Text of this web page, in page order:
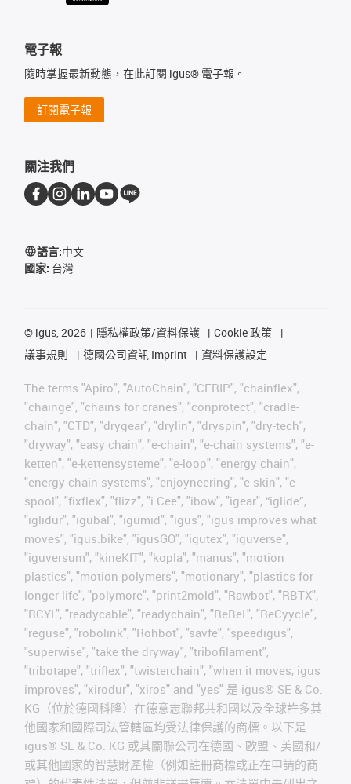
電子報
隨時掌握最新動態，在此訂閱 igus® 電子報。
訂閱電子報
關注我們
語言:中文
國家: 台灣
© igus, 2026 隱私權政策/資料保護
Cookie 政策
議事規則
德國公司資訊 Imprint 資料保護設定
The terms "Apiro", "AutoChain", "CFRIP", "chainflex",
"chainge", "chains for cranes", "conprotect", "cradle-
chain", "CTD", "drygear", "drylin", "dryspin", "dry-tech",
"dryway", "easy chain", "e-chain", "e-chain systems", "e-
ketten", "e-kettensysteme", "e-loop", "energy chain",
"energy chain systems", "enjoyneering", "e-skin", "e-
spool", "fixflex", "flizz", "i.Cee", "ibow", "igear", “iglide”,
"iglidur", "igubal", "igumid", "igus", "igus improves what
moves", "igus:bike", "igusGO", "igutex", "iguverse",
"iguversum", "kineKIT", "kopla", "manus", "motion
plastics", "motion polymers", "motionary", "plastics for
longer life", "polymore", "print2mold", "Rawbot", "RBTX",
"RCYL", "readycable", "readychain", "ReBeL", "ReCyycle",
"reguse", "robolink", "Rohbot", "savfe", "speedigus",
"superwise", "take the dryway", "tribofilament",
"tribotape", "triflex", "twisterchain", "when it moves, igus
improves", "xirodur", "xiros" and "yes" 是 igus® SE & Co.
KG（位於德國科隆）在德意志聯邦共和國以及全球許多其
他國家和國際司法管轄區均受法律保護的商標。以下是
igus® SE & Co. KG 或其關聯公司在德國、歐盟、美國和/
或其他國家的智慧財產權（例如註冊商標或正在申請的商